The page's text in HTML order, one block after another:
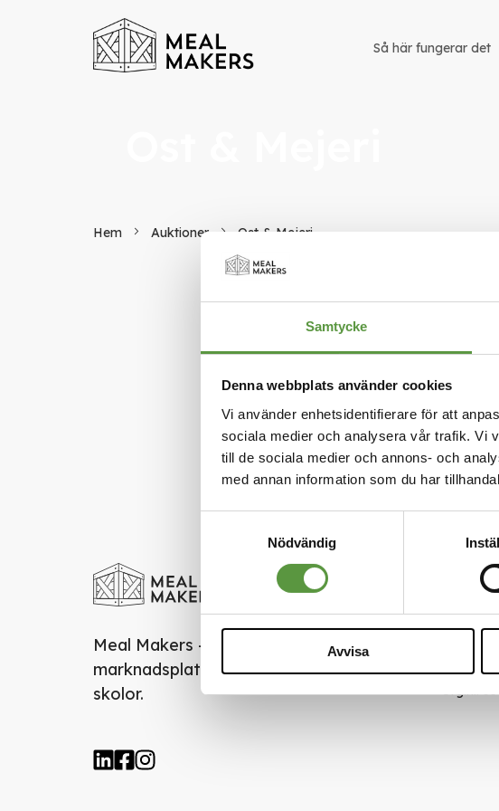
Samtycke
Denna webbplats använder cookies
Vi använder enhetsidentifierare för att
sociala medier och analysera vår trafik. Vi
till de sociala medier och annons- och
med annan information som du har
Nödvändig
Avvisa
Så här fungerar det
Hem Auktioner Ost & Mejeri
Kontakt
Meal
Org.nr.
Meal Makers - Den klimatsmarta
marknadsplatsen för restauranger och
skolor.